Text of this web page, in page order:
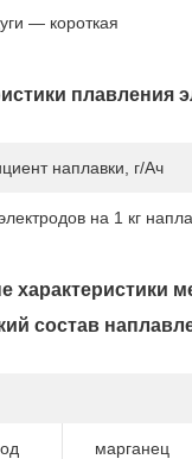
— короткая
плавления
наплавки, г/Ач
на 1 кг
характеристики
состав
марганец